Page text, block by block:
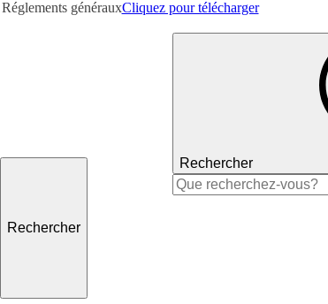
Réglements générauxCliquez pour télécharger
Rechercher
Rechercher :